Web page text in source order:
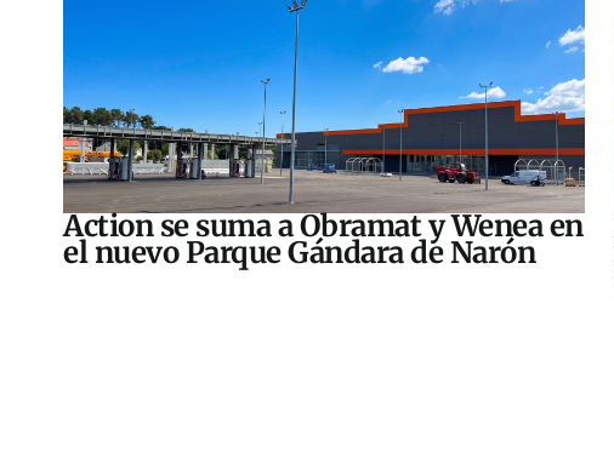
Action se suma a Obramat y Wenea en
el nuevo Parque Gándara de Narón